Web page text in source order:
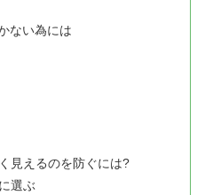
ない為には
見えるのを防ぐには?
選ぶ